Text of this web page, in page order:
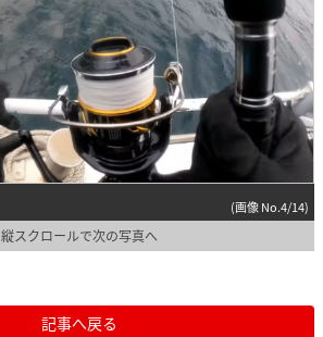
(画像 No.4/14)
縦スクロールで次の写真へ
記事へ戻る